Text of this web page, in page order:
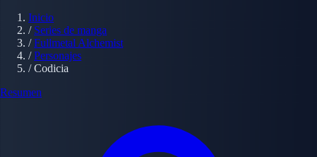
Inicio
/ Series de manga
/ Fullmetal Alchemist
/ Personajes
/ Codicia
Resumen